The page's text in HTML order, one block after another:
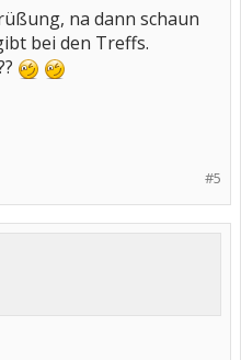
na dann schaun
bei den Treffs.
#5